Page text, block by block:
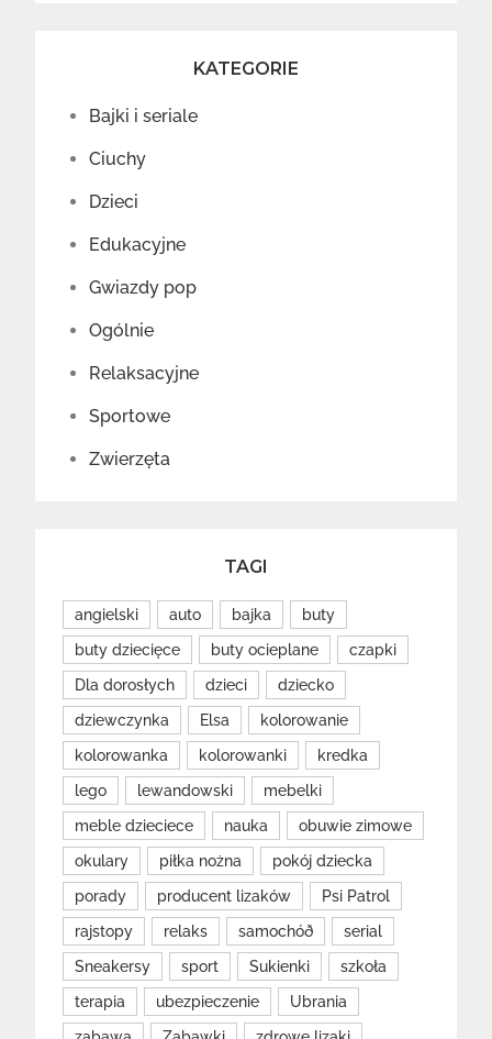
KATEGORIE
Bajki i seriale
Ciuchy
Dzieci
Edukacyjne
Gwiazdy pop
Ogólnie
Relaksacyjne
Sportowe
Zwierzęta
TAGI
angielski auto bajka
buty
buty dziecięce
buty ocieplane
czapki
Dla dorosłych
dzieci
dziecko
dziewczynka
Elsa
kolorowanie
kolorowanka
kolorowanki
kredka
lego
lewandowski
mebelki
meble dzieciece
nauka
obuwie zimowe
okulary
piłka nożna
pokój dziecka
porady
producent lizaków
Psi Patrol
rajstopy
relaks samochóð
serial
Sneakersy
sport Sukienki
szkoła
terapia
ubezpieczenie
Ubrania